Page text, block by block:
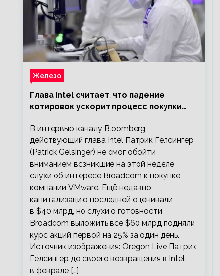
Железо
Глава Intel считает, что падение
котировок ускорит процесс покупки
В интервью каналу Bloomberg
действующий глава Intel Патрик Гелсингер
(Patrick Gelsinger) не смог обойти
вниманием возникшие на этой неделе
слухи об интересе Broadcom к покупке
компании VMware. Ещё недавно
капитализацию последней оценивали
в $40 млрд, но слухи о готовности
Broadcom выложить все $60 млрд подняли
курс акций первой на 25% за один день.
Источник изображения: Oregon Live Патрик
Гелсингер до своего возвращения в Intel
в феврале […]